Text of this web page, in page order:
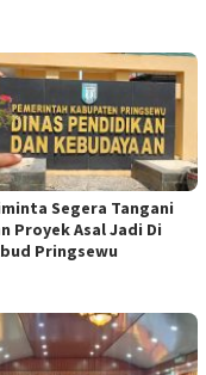
Segera Tangani
Proyek Asal Jadi Di
Pringsewu